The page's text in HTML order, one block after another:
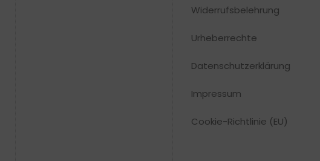
Widerrufsbelehrung
Urheberrechte​
Datenschutzerklärung
Impressum
Cookie-Richtlinie (EU)